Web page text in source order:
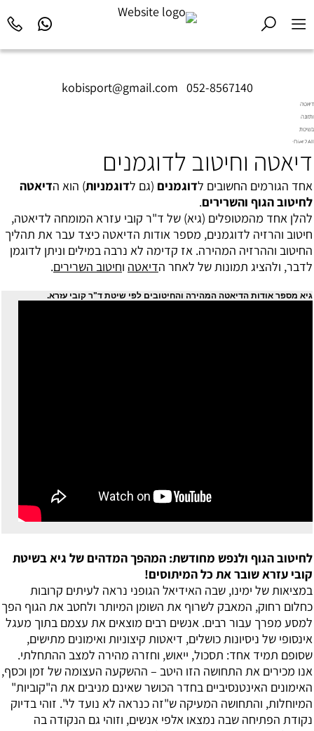
kobisport@gmail.com 052-8567140
דיאטה
ותזונה
בשיטת
Diet2All:
שמאחורי
המושלם.
דיאטה וחיטוב לדוגמנים
אחד הגורמים החשובים לדוגמנים (גם לדוגמניות) הוא הדיאטה
לחיטוב הגוף והשרירים.
להלן אחד מהמטופלים (גיא) של ד"ר קובי עזרא המומחה לדיאטה,
חיטוב והרזיה לדוגמנים, מספר אודות הדיאטה כיצד עבר את תהליך
החיטוב וההרזיה המהירה. אז קדימה לא נרבה במילים וניתן לדוגמן
לדבר, ולהציג תמונות של לאחר הדיאטה וחיטוב השרירים.
גיא מספר אודות הדיאטה המהירה והחיטובים לפי שיטת ד"ר קובי עזרא.
לחיטוב הגוף ולנפש מחודשת: המהפך המדהים של גיא בשיטת
קובי עזרא שובר את כל המיתוסים!
במציאות של ימינו, שבה האידיאל הגופני נראה לעיתים קרובות
כחלום רחוק, המאבק לשרוף את השומן המיותר ולחטב את הגוף הפך
למסע מפרך עבור רבים. אנשים רבים מוצאים את עצמם בתוך מעגל
אינסופי של ניסיונות כושלים, דיאטות קיצוניות ואימונים מתישים,
שסופם תמיד אחד: תסכול, ייאוש, וחזרה מהירה למצב ההתחלתי.
אנו מכירים את התחושה הזו היטב – ההשקעה העצומה של זמן וכסף,
האימונים האינטנסיביים בחדר הכושר שאינם מניבים את ה"קוביות"
המיוחלות, והתחושה המעיקה ש"זה כנראה לא נועד לי". זוהי בדיוק
נקודת הפתיחה שבה נמצאו אלפי אנשים, וזוהי גם הנקודה בה